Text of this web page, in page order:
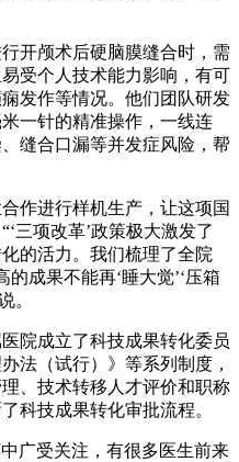
颅术后硬脑膜缝合时，需
受个人技术能力影响，有可
发作等情况。他们团队研发
一针的精准操作，一线连
缝合口漏等并发症风险，帮
进行样机生产，让这项国
三项改革’政策极大激发了
的活力。我们梳理了全院
成果不能再‘睡大觉’‘压箱
。
成立了科技成果转化委员
法（试行）》等系列制度，
、技术转移人才评价和职称
科技成果转化审批流程。
受关注，有很多医生前来